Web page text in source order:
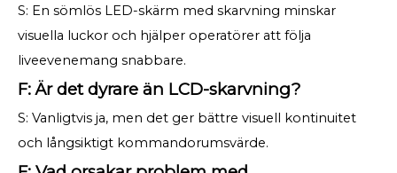
S: En sömlös LED-skärm med skarvning minskar
visuella luckor och hjälper operatörer att följa
liveevenemang snabbare.
F: Är det dyrare än LCD-skarvning?
S: Vanligtvis ja, men det ger bättre visuell kontinuitet
och långsiktigt kommandorumsvärde.